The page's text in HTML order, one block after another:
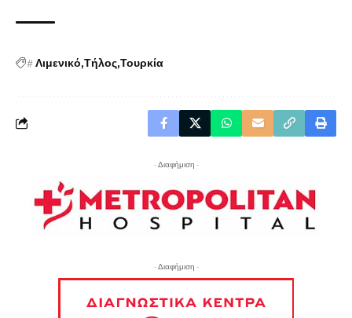
#Λιμενικό Τήλος Τουρκία
- Διαφήμιση -
- Διαφήμιση -